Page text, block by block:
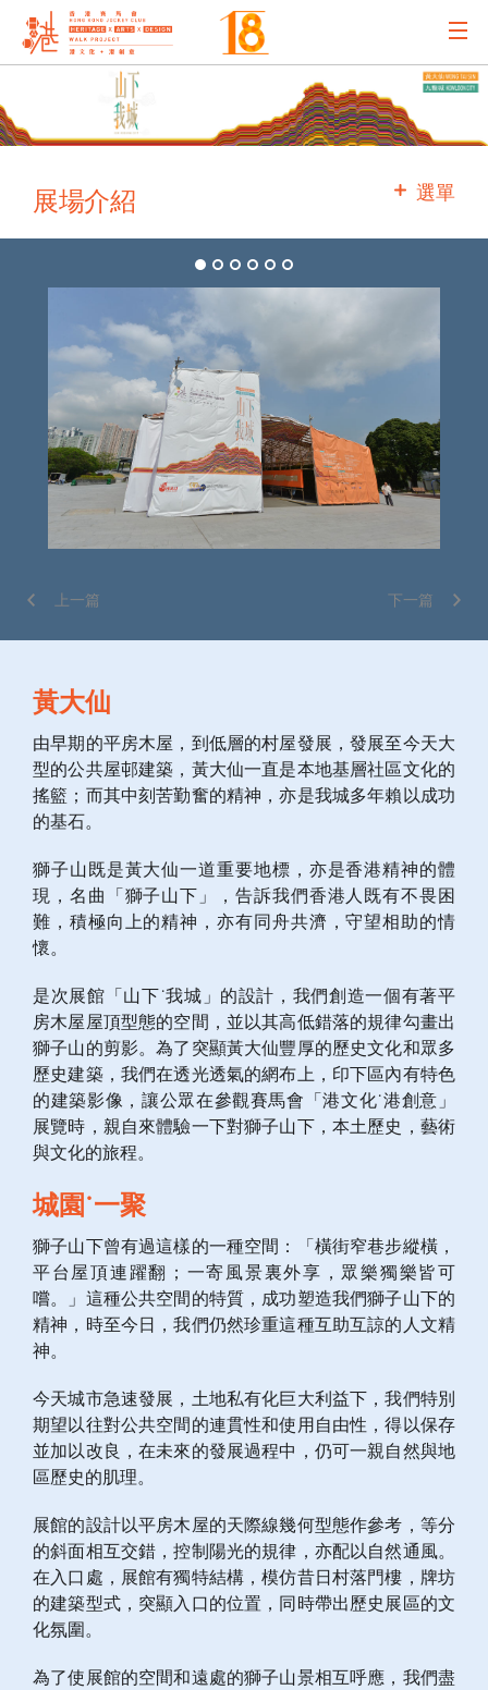
主辦機構
主要贊助
選單
展場介紹
下一篇
上一篇
黃大仙
由早期的平房木屋，到低層的村屋發展，發展至今天大
型的公共屋邨建築，黃大仙一直是本地基層社區文化的
搖籃；而其中刻苦勤奮的精神，亦是我城多年賴以成功
的基石。
獅子山既是黃大仙一道重要地標，亦是香港精神的體
現，名曲「獅子山下」，告訴我們香港人既有不畏困
難，積極向上的精神，亦有同舟共濟，守望相助的情
懷。
是次展館「山下˙我城」的設計，我們創造一個有著平
房木屋屋頂型態的空間，並以其高低錯落的規律勾畫出
獅子山的剪影。為了突顯黃大仙豐厚的歷史文化和眾多
歷史建築，我們在透光透氣的網布上，印下區內有特色
的建築影像，讓公眾在參觀賽馬會「港文化˙港創意」
展覽時，親自來體驗一下對獅子山下，本土歷史，藝術
與文化的旅程。
城園˙一聚
獅子山下曾有過這樣的一種空間：「橫街窄巷步縱橫，
平台屋頂連躍翻；一寄風景裏外享，眾樂獨樂皆可
嚐。」這種公共空間的特質，成功塑造我們獅子山下的
精神，時至今日，我們仍然珍重這種互助互諒的人文精
神。
今天城市急速發展，土地私有化巨大利益下，我們特別
期望以往對公共空間的連貫性和使用自由性，得以保存
並加以改良，在未來的發展過程中，仍可一親自然與地
區歷史的肌理。
展館的設計以平房木屋的天際線幾何型態作參考，等分
的斜面相互交錯，控制陽光的規律，亦配以自然通風。
在入口處，展館有獨特結構，模仿昔日村落門樓，牌坊
的建築型式，突顯入口的位置，同時帶出歷史展區的文
化氛圍。
為了使展館的空間和遠處的獅子山景相互呼應，我們盡